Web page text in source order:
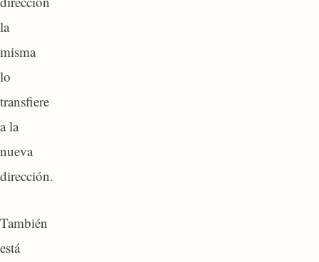
la
misma
lo
transfiere
a la
nueva
dirección.
También
está